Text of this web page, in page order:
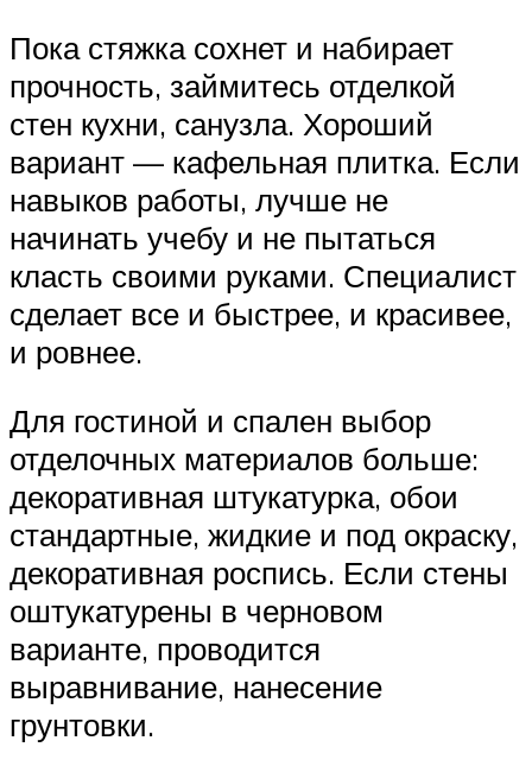
Пока стяжка сохнет и набирает
прочность, займитесь отделкой
стен кухни, санузла. Хороший
вариант — кафельная плитка. Если
навыков работы, лучше не
начинать учебу и не пытаться
класть своими руками. Специалист
сделает все и быстрее, и красивее,
и ровнее.
Для гостиной и спален выбор
отделочных материалов больше:
декоративная штукатурка, обои
стандартные, жидкие и под окраску,
декоративная роспись. Если стены
оштукатурены в черновом
варианте, проводится
выравнивание, нанесение
грунтовки.